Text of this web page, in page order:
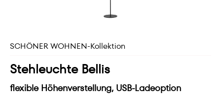
SCHÖNER WOHNEN-Kollektion
Stehleuchte Bellis
flexible Höhenverstellung, USB-Ladeoption